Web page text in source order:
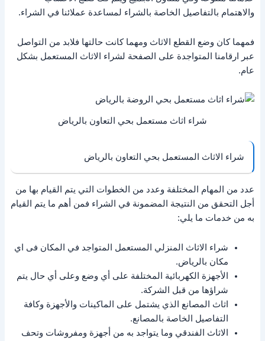
والاهتمام بالتفاصيل الخاصة بالشراء لمساعدة عملائنا في الشراء.
فمهما كان وضع القطع الاثاث ومهما كانت حالتها فلابد من التواصل
عبر ارقامنا المتواجدة على الصفحة لشراء الاثاث المستعمل بشكل
عام.
شراء اثاث مستعمل بحي التعاون بالرياض
شراء الاثاث المستعمل بحي التعاون بالرياض
عدد من المهام المختلفة وعدد من الخطوات التي يتم القيام بها من
أجل التحقق من النتيجة المضمونة في الشراء فمن أهم ما يتم القيام
به من خدمات ما يلي:
شراء الاثاث المنزلي المستعمل المتواجد في المكان فى اي
مكان بالرياض.
الأجهزة الكهربائية المختلفة على أي وضع وعلى أي حال يتم
شراؤها من قبل الشركة.
اثاث المصانع الذي يشتمل على الماكينات والأجهزة وكافة
التفاصيل الخاصة بالمصانع.
الاثاث الفندقي وما يتواجد به من أجهزة ومفروشات وتحف